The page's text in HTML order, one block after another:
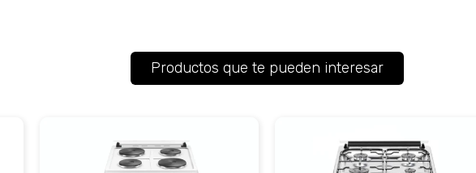
Productos que te pueden interesar